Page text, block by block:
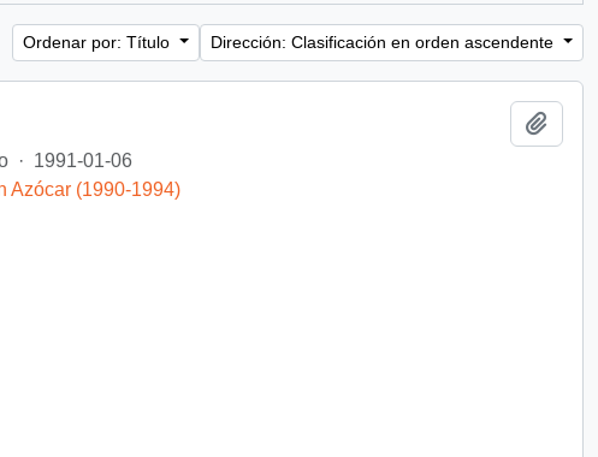
Ordenar por: Título Dirección: Clasificación en orden ascendente
· 1991-01-06
Azócar (1990-1994)